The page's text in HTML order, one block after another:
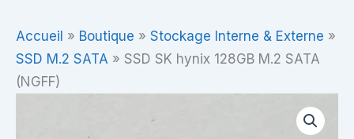
Accueil » Boutique » Stockage Interne & Externe »
SSD M.2 SATA » SSD SK hynix 128GB M.2 SATA
(NGFF)